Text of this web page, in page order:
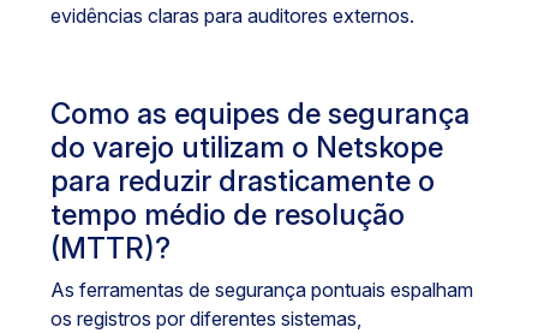
evidências claras para auditores externos.
Como as equipes de segurança
do varejo utilizam o Netskope
para reduzir drasticamente o
tempo médio de resolução
(MTTR)?
As ferramentas de segurança pontuais espalham
os registros por diferentes sistemas,